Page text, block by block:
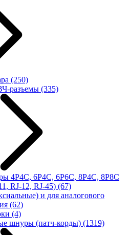
(250)
разъемы (335)
4P4C, 6P4C, 6P6C, 8P4C, 8P8C
RJ-12, RJ-45) (67)
и для аналогового
(62)
(4)
шнуры (патч-корды) (1319)